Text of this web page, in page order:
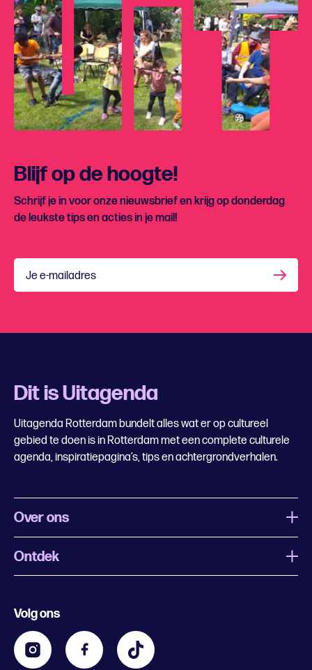
Blijf op de hoogte!
Schrijf je in voor onze nieuwsbrief en krijg op donderdag
de leukste tips en acties in je mail!
Je e-mailadres
Dit is Uitagenda
Uitagenda Rotterdam bundelt alles wat er op cultureel
gebied te doen is in Rotterdam met een complete culturele
agenda, inspiratiepagina’s, tips en achtergrondverhalen.
Over ons
Wat is Uitagenda Rotterdam
Contact
Zakelijk
Ontdek
Kids
Volg ons